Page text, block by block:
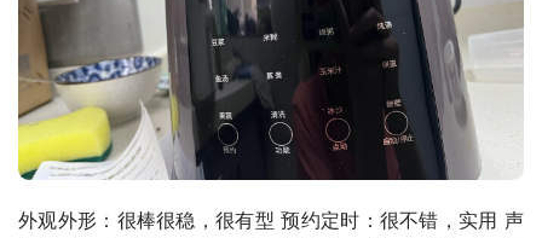
外观外形：很棒很稳，很有型 预约定时：很不错，实用 声